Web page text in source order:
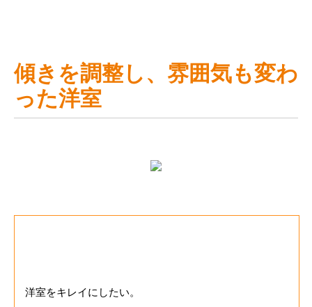
傾きを調整し、雰囲気も変わ
った洋室
洋室をキレイにしたい。